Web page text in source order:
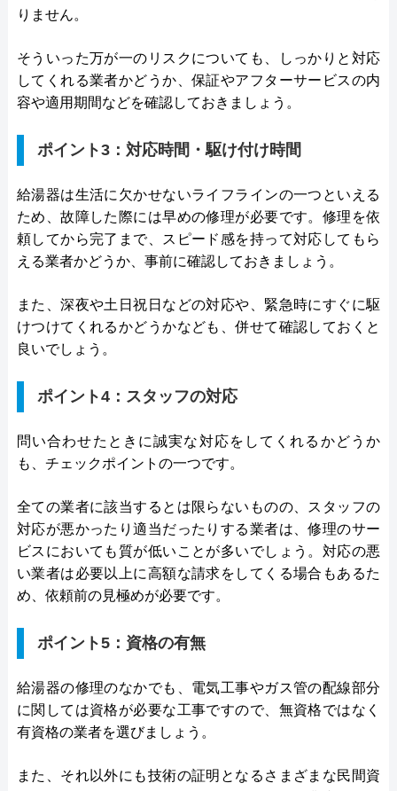
りません。
そういった万が一のリスクについても、しっかりと対応
してくれる業者かどうか、保証やアフターサービスの内
容や適用期間などを確認しておきましょう。
ポイント3：対応時間・駆け付け時間
給湯器は生活に欠かせないライフラインの一つといえる
ため、故障した際には早めの修理が必要です。修理を依
頼してから完了まで、スピード感を持って対応してもら
える業者かどうか、事前に確認しておきましょう。
また、深夜や土日祝日などの対応や、緊急時にすぐに駆
けつけてくれるかどうかなども、併せて確認しておくと
良いでしょう。
ポイント4：スタッフの対応
問い合わせたときに誠実な対応をしてくれるかどうか
も、チェックポイントの一つです。
全ての業者に該当するとは限らないものの、スタッフの
対応が悪かったり適当だったりする業者は、修理のサー
ビスにおいても質が低いことが多いでしょう。対応の悪
い業者は必要以上に高額な請求をしてくる場合もあるた
め、依頼前の見極めが必要です。
ポイント5：資格の有無
給湯器の修理のなかでも、電気工事やガス管の配線部分
に関しては資格が必要な工事ですので、無資格ではなく
有資格の業者を選びましょう。
また、それ以外にも技術の証明となるさまざまな民間資